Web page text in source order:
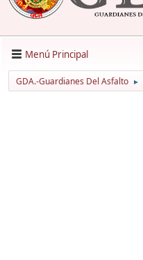
Menú Principal
GDA.-Guardianes Del Asfalto ►